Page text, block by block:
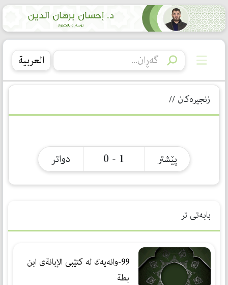
العربیة
زنجیرەکان //
پێشتر 1 - 0 دواتر
بابەتی تر
99-وانەیەك لە کتێبی الإبانةی ابن
بطة